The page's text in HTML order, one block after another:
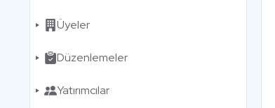
Üyeler
Düzenlemeler
Yatırımcılar